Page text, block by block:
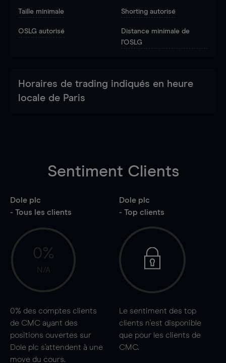
Taille minimale Shorting autorisé
OSLG autorisé
Distance minimale de
l'OSLG
Horaires de trading indiqués en heure
locale de Paris
Sentiment Clients
Dole plc
- Tous les clients
0%
N/A
0% des comptes clients
de CMC ayant des
positions ouvertes sur
Dole plc s'attendent à une
move du cours.
Dole plc
- Top clients
Le sentiment des top
clients n'est disponible
que pour les clients de
CMC.